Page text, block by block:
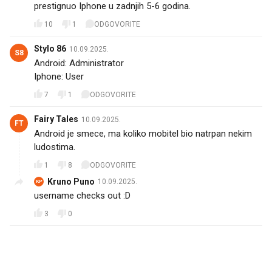
prestignuo Iphone u zadnjih 5-6 godina.
10 1 ODGOVORITE
S8 Stylo 86 10.09.2025.
Android: Administrator
Iphone: User
7 1 ODGOVORITE
FT Fairy Tales 10.09.2025.
Android je smece, ma koliko mobitel bio natrpan nekim
ludostima.
1 8 ODGOVORITE
KP Kruno Puno 10.09.2025.
username checks out :D
3 0